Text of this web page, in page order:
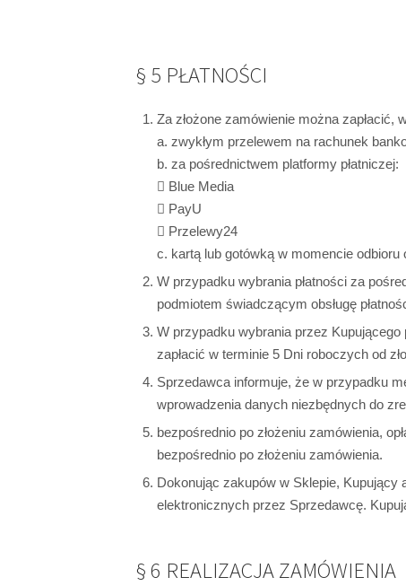
§ 5 PŁATNOŚCI
Za złożone zamówienie można zapłacić,
a. zwykłym przelewem na rachunek
b. za pośrednictwem platformy płatniczej:
 Blue Media
 PayU
 Przelewy24
c. kartą lub gotówką w momencie odbioru
W przypadku wybrania płatności za
podmiotem świadczącym obsługę
W przypadku wybrania przez Kupującego
zapłacić w terminie 5 Dni roboczych od
Sprzedawca informuje, że w przypadku
wprowadzenia danych niezbędnych do
bezpośrednio po złożeniu zamówienia,
bezpośrednio po złożeniu zamówienia.
Dokonując zakupów w Sklepie, Kupujący
elektronicznych przez Sprzedawcę.
§ 6 REALIZACJA ZAMÓWIENIA